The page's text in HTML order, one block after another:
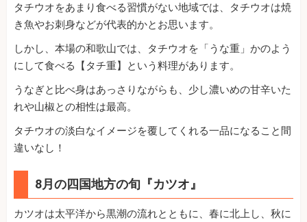
タチウオをあまり食べる習慣がない地域では、タチウオは焼
き魚やお刺身などが代表的かとお思います。
しかし、本場の和歌山では、タチウオを「うな重」かのよう
にして食べる【タチ重】という料理があります。
うなぎと比べ身はあっさりながらも、少し濃いめの甘辛いた
れや山椒との相性は最高。
タチウオの淡白なイメージを覆してくれる一品になること間
違いなし！
8月の四国地方の旬『カツオ』
カツオは太平洋から黒潮の流れとともに、春に北上し、秋に